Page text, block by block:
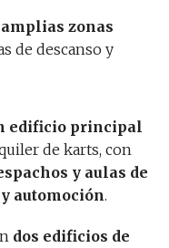
zonas
de descanso y
edificio principal
de karts, con
y aulas de
automoción.
dos edificios de